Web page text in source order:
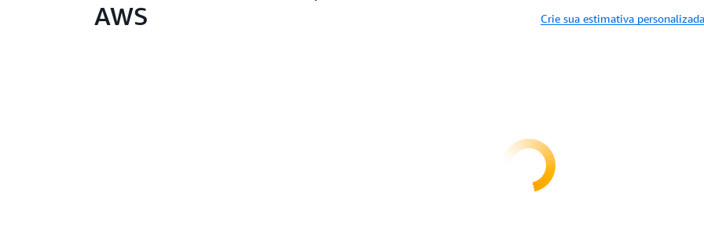
AWS
Crie sua estimativa